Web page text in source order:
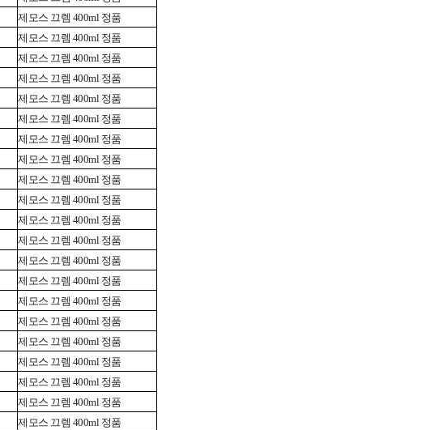
제모스 끄렘 400ml 정품
제모스 끄렘 400ml 정품
제모스 끄렘 400ml 정품
제모스 끄렘 400ml 정품
제모스 끄렘 400ml 정품
제모스 끄렘 400ml 정품
제모스 끄렘 400ml 정품
제모스 끄렘 400ml 정품
제모스 끄렘 400ml 정품
제모스 끄렘 400ml 정품
제모스 끄렘 400ml 정품
제모스 끄렘 400ml 정품
제모스 끄렘 400ml 정품
제모스 끄렘 400ml 정품
제모스 끄렘 400ml 정품
제모스 끄렘 400ml 정품
제모스 끄렘 400ml 정품
제모스 끄렘 400ml 정품
제모스 끄렘 400ml 정품
제모스 끄렘 400ml 정품
제모스 끄렘 400ml 정품